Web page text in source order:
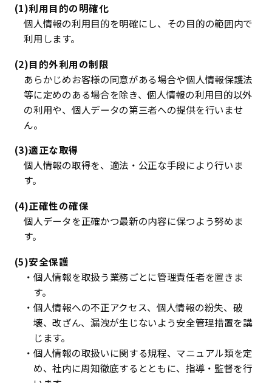
(1)利用目的の明確化
個人情報の利用目的を明確にし、その目的の範囲内で
利用します。
(2)目的外利用の制限
あらかじめお客様の同意がある場合や個人情報保護法
等に定めのある場合を除き、個人情報の利用目的以外
の利用や、個人データの第三者への提供を行いませ
ん。
(3)適正な取得
個人情報の取得を、適法・公正な手段により行いま
す。
(4)正確性の確保
個人データを正確かつ最新の内容に保つよう努めま
す。
(5)安全保護
・個人情報を取扱う業務ごとに管理責任者を置きま
す。
・個人情報への不正アクセス、個人情報の紛失、破
壊、改ざん、漏洩が生じないよう安全管理措置を講
じます。
・個人情報の取扱いに関する規程、マニュアル類を定
め、社内に周知徹底するとともに、指導・監督を行